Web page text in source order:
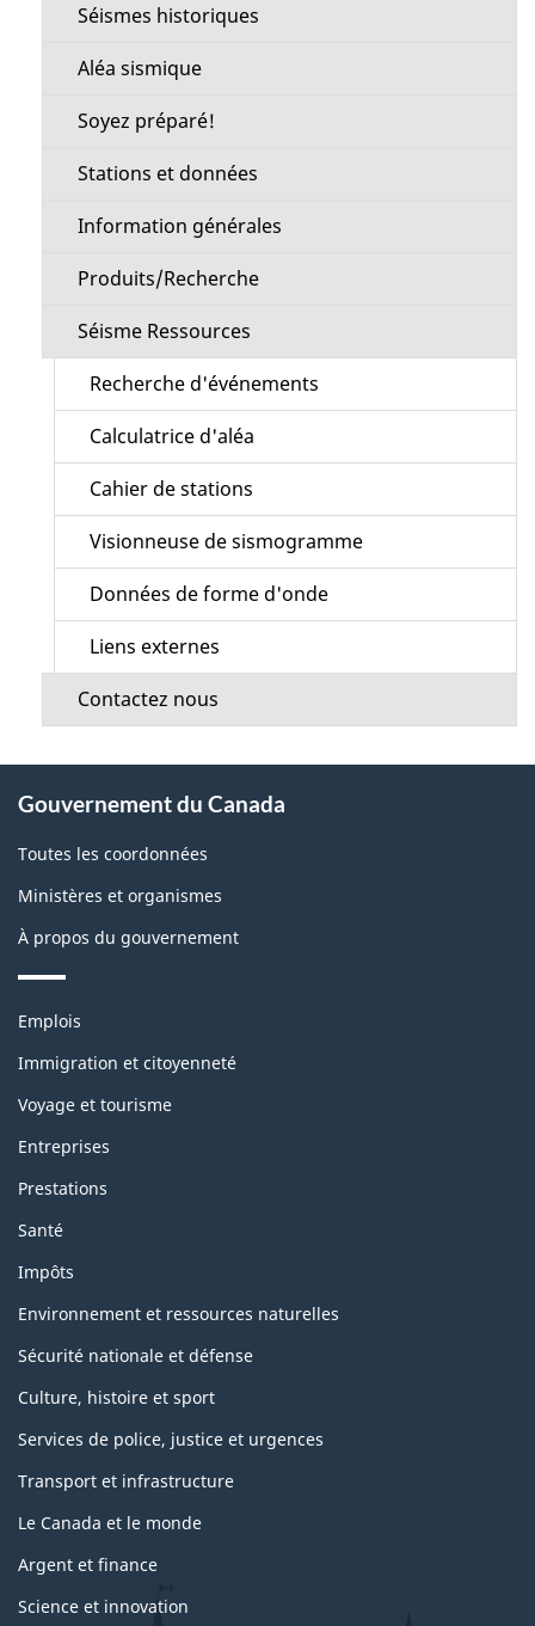
Séismes historiques
Aléa sismique
Soyez préparé!
Stations et données
Information générales
Produits/Recherche
Séisme Ressources
Recherche d'événements
Calculatrice d'aléa
Cahier de stations
Visionneuse de sismogramme
Données de forme d'onde
Liens externes
Contactez nous
propos
de
ce
Gouvernement du Canada
Toutes les coordonnées
Ministères et organismes
À propos du gouvernement
Thèmes
sujets
Emplois
Immigration et citoyenneté
Voyage et tourisme
Entreprises
Prestations
Santé
Impôts
Environnement et ressources naturelles
Sécurité nationale et défense
Culture, histoire et sport
Services de police, justice et urgences
Transport et infrastructure
Le Canada et le monde
Argent et finance
Science et innovation